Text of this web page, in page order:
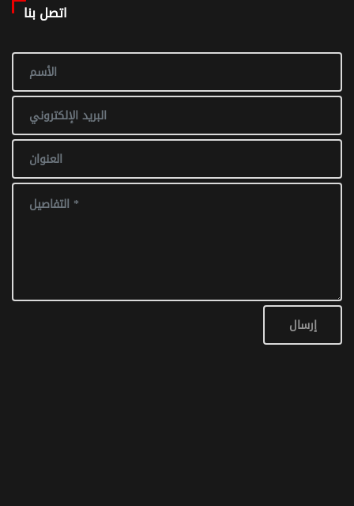
اتصل بنا